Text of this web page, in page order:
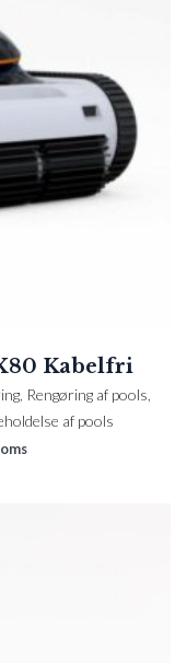
Kabelfri
Rengøring af pools
af pools